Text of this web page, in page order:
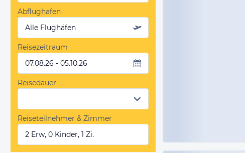
Abflughafen
Alle Flughäfen
Reisezeitraum
07.08.26 - 05.10.26
Reisedauer
Reiseteilnehmer & Zimmer
2 Erw, 0 Kinder, 1 Zi.